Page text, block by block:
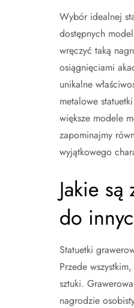
Wybór idealnej
dostępnych
wręczyć taką
osiągnięciami
unikalne
metalowe
większe modele
zapominajmy
wyjątkowego
Jakie
do
Statuetki
Przede
sztuki.
nagrodzie